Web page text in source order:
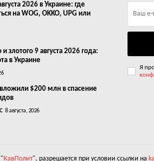
2026 в Украине: где
на WOG, OKKO, UPG или
злотого 9 августа 2026 года:
в Украине
$200 млн в спасение
8 августа, 2026
Я
КавПолит", разрешается при условии ссылки на